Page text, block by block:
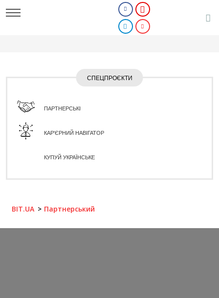
СПЕЦПРОЄКТИ
ПАРТНЕРСЬКІ
КАР'ЄРНИЙ НАВІГАТОР
КУПУЙ УКРАЇНСЬКЕ
BIT.UA Партнерський